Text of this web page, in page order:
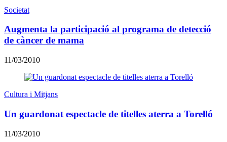
Societat
Augmenta la participació al programa de detecció
de càncer de mama
11/03/2010
Cultura i Mitjans
Un guardonat espectacle de titelles aterra a Torelló
11/03/2010